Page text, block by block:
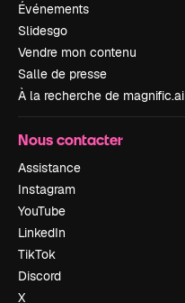
Événements
Slidesgo
Vendre mon contenu
Salle de presse
À la recherche de magnific.ai
Nous contacter
Assistance
Instagram
YouTube
LinkedIn
TikTok
Discord
X